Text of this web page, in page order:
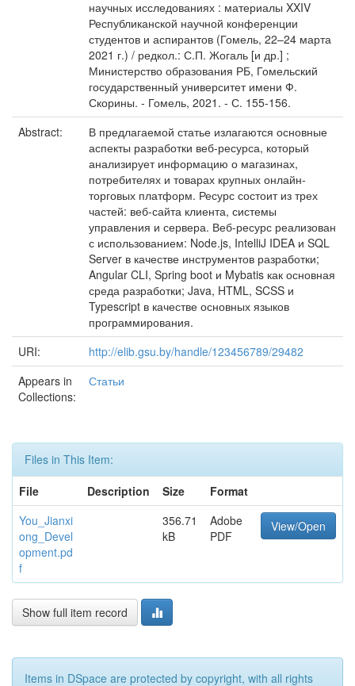
научных исследованиях : материалы XXIV
Республиканской научной конференции
студентов и аспирантов (Гомель, 22–24 марта
2021 г.) / редкол.: С.П. Жогаль [и др.] ;
Министерство образования РБ, Гомельский
государственный университет имени Ф.
Скорины. - Гомель, 2021. - С. 155-156.
Abstract:
В предлагаемой статье излагаются основные
аспекты разработки веб-ресурса, который
анализирует информацию о магазинах,
потребителях и товарах крупных онлайн-
торговых платформ. Ресурс состоит из трех
частей: веб-сайта клиента, системы
управления и сервера. Веб-ресурс реализован
с использованием: Node.js, IntelliJ IDEA и SQL
Server в качестве инструментов разработки;
Angular CLI, Spring boot и Mybatis как основная
среда разработки; Java, HTML, SCSS и
Typescript в качестве основных языков
программирования.
URI:
http://elib.gsu.by/handle/123456789/29482
Appears in
Collections:
Статьи
Files in This Item:
File
Description Size
Format
You_Jianxi
ong_Devel
opment.pd
f
356.71
kB
Adobe
PDF
View/Open
Show full item record
Items in DSpace are protected by copyright, with all rights